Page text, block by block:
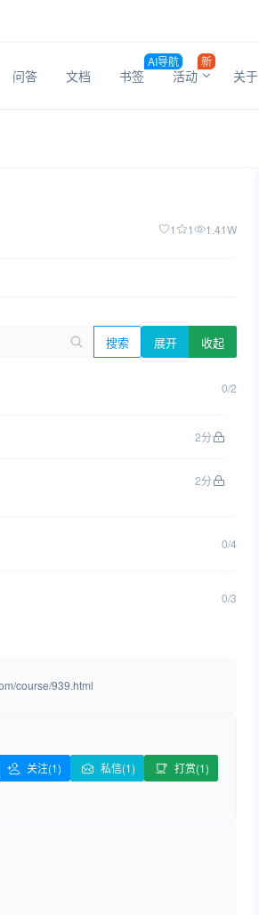
问答 文档 书签
AI导航
活动
新
关于
1 1 1.41W
搜索 展开 收起
0/2
2分
2分
0/4
0/3
course/939.html
关注(1) 私信(1) 打赏(1)